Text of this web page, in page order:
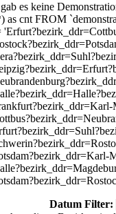
es keine
as cnt FROM
Datum Filter: